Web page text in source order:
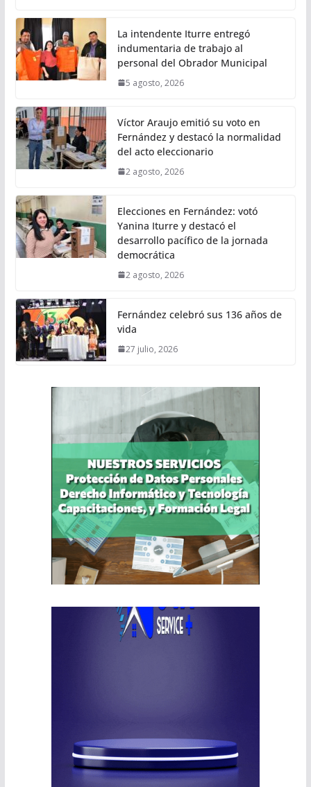
La intendente Iturre entregó
indumentaria de trabajo al
personal del Obrador Municipal
5 agosto, 2026
Víctor Araujo emitió su voto en
Fernández y destacó la normalidad
del acto eleccionario
2 agosto, 2026
Elecciones en Fernández: votó
Yanina Iturre y destacó el
desarrollo pacífico de la jornada
democrática
2 agosto, 2026
Fernández celebró sus 136 años de
vida
27 julio, 2026